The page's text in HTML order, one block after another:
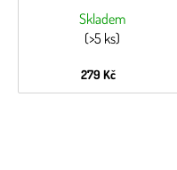
Skladem
(>5 ks)
279 Kč